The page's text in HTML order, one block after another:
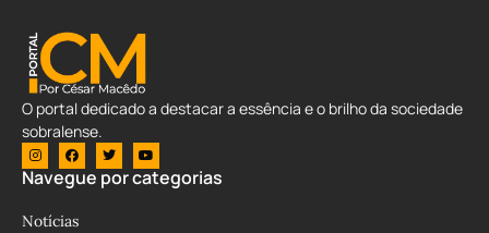
O portal dedicado a destacar a essência e o brilho da sociedade
sobralense.
Navegue por categorias
Notícias